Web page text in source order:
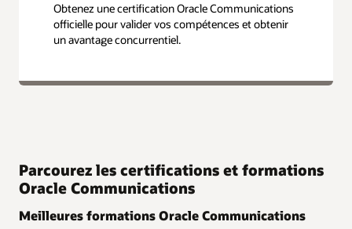
Obtenez une certification Oracle Communications
officielle pour valider vos compétences et obtenir
un avantage concurrentiel.
Parcourez les certifications et formations
Oracle Communications
Meilleures formations Oracle Communications